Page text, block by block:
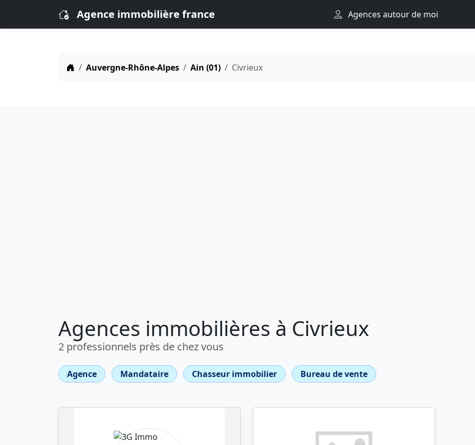
Agence immobilière france Agences autour de moi
Auvergne-Rhône-Alpes Ain (01) Civrieux
Agences immobilières à Civrieux
2 professionnels près de chez vous
Agence Mandataire Chasseur immobilier Bureau de vente